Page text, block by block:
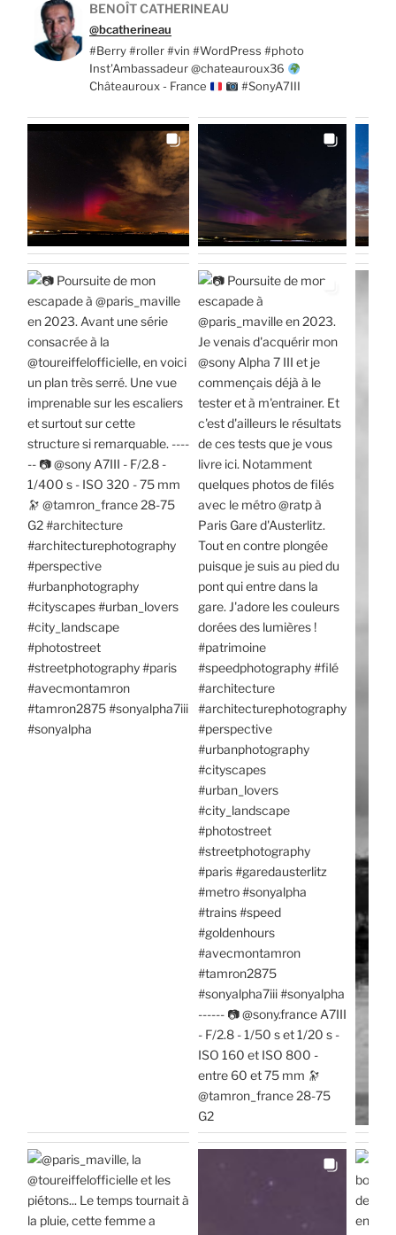
BENOÎT CATHERINEAU
@bcatherineau
#Berry #roller #vin #WordPress #photo
Inst'Ambassadeur @chateauroux36
Châteauroux - France
#SonyA7III